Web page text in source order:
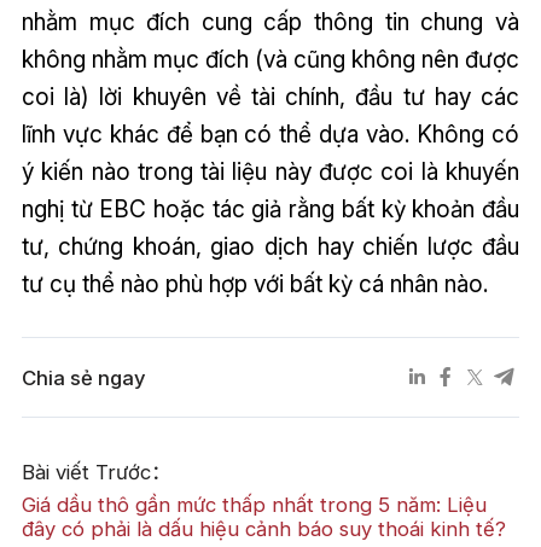
nhằm mục đích cung cấp thông tin chung và
không nhằm mục đích (và cũng không nên được
coi là) lời khuyên về tài chính, đầu tư hay các
lĩnh vực khác để bạn có thể dựa vào. Không có
ý kiến nào trong tài liệu này được coi là khuyến
nghị từ EBC hoặc tác giả rằng bất kỳ khoản đầu
tư, chứng khoán, giao dịch hay chiến lược đầu
tư cụ thể nào phù hợp với bất kỳ cá nhân nào.
Chia sẻ ngay
Bài viết Trước：
Giá dầu thô gần mức thấp nhất trong 5 năm: Liệu
đây có phải là dấu hiệu cảnh báo suy thoái kinh tế?